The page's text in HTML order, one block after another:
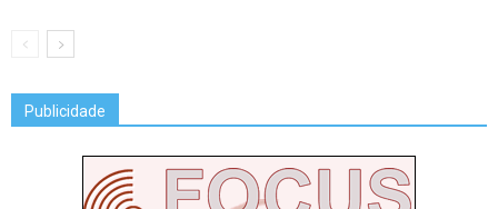
Publicidade